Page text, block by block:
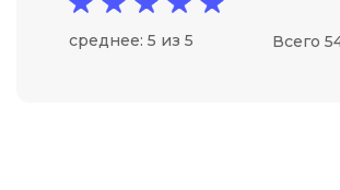
среднее: 5 из 5 Всего